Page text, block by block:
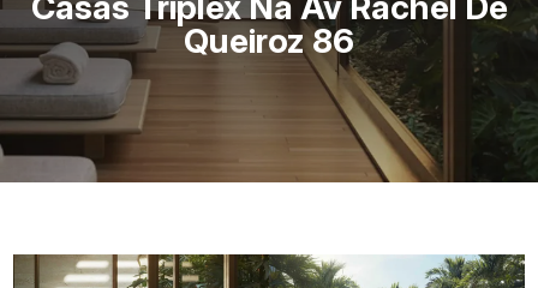
Queiroz 86